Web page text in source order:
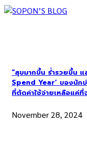
“สุขมากขึ้น ร่ำรวยขึ้น แ
Spend Year’ ของนัก
ที่ตัดค่าใช้จ่ายเหลือแค่ที่
November 28, 2024